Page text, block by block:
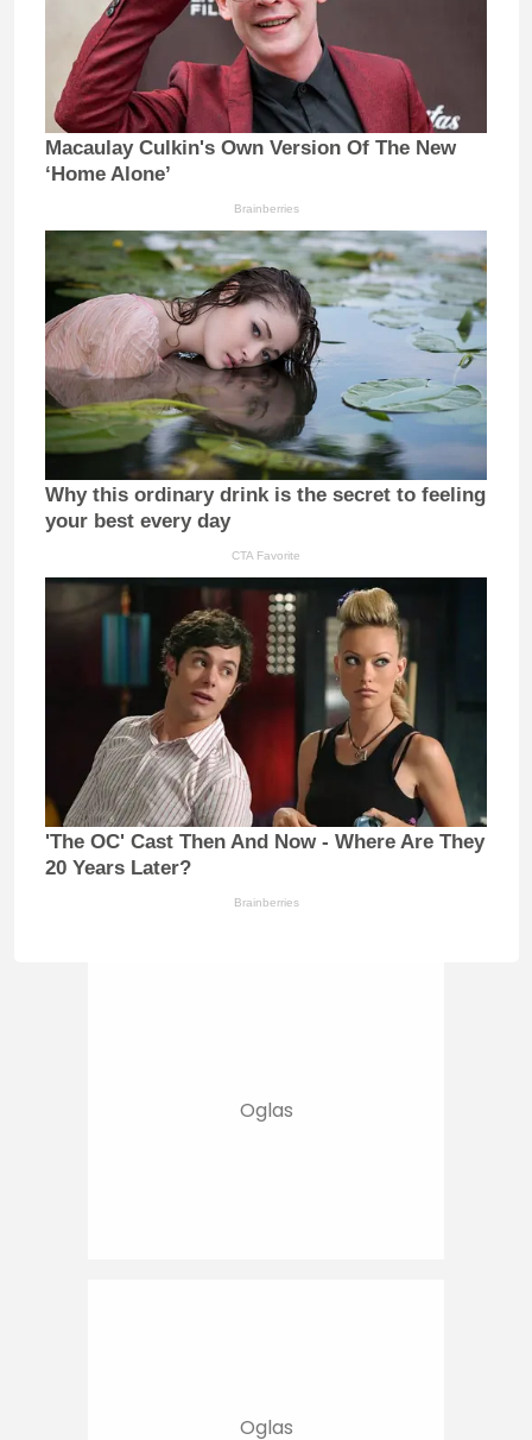
Macaulay Culkin's Own Version Of The New
‘Home Alone’
Brainberries
Why this ordinary drink is the secret to feeling
your best every day
CTA Favorite
'The OC' Cast Then And Now - Where Are They
20 Years Later?
Brainberries